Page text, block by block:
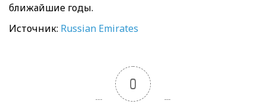
ближайшие годы.
Источник: Russian Emirates
0